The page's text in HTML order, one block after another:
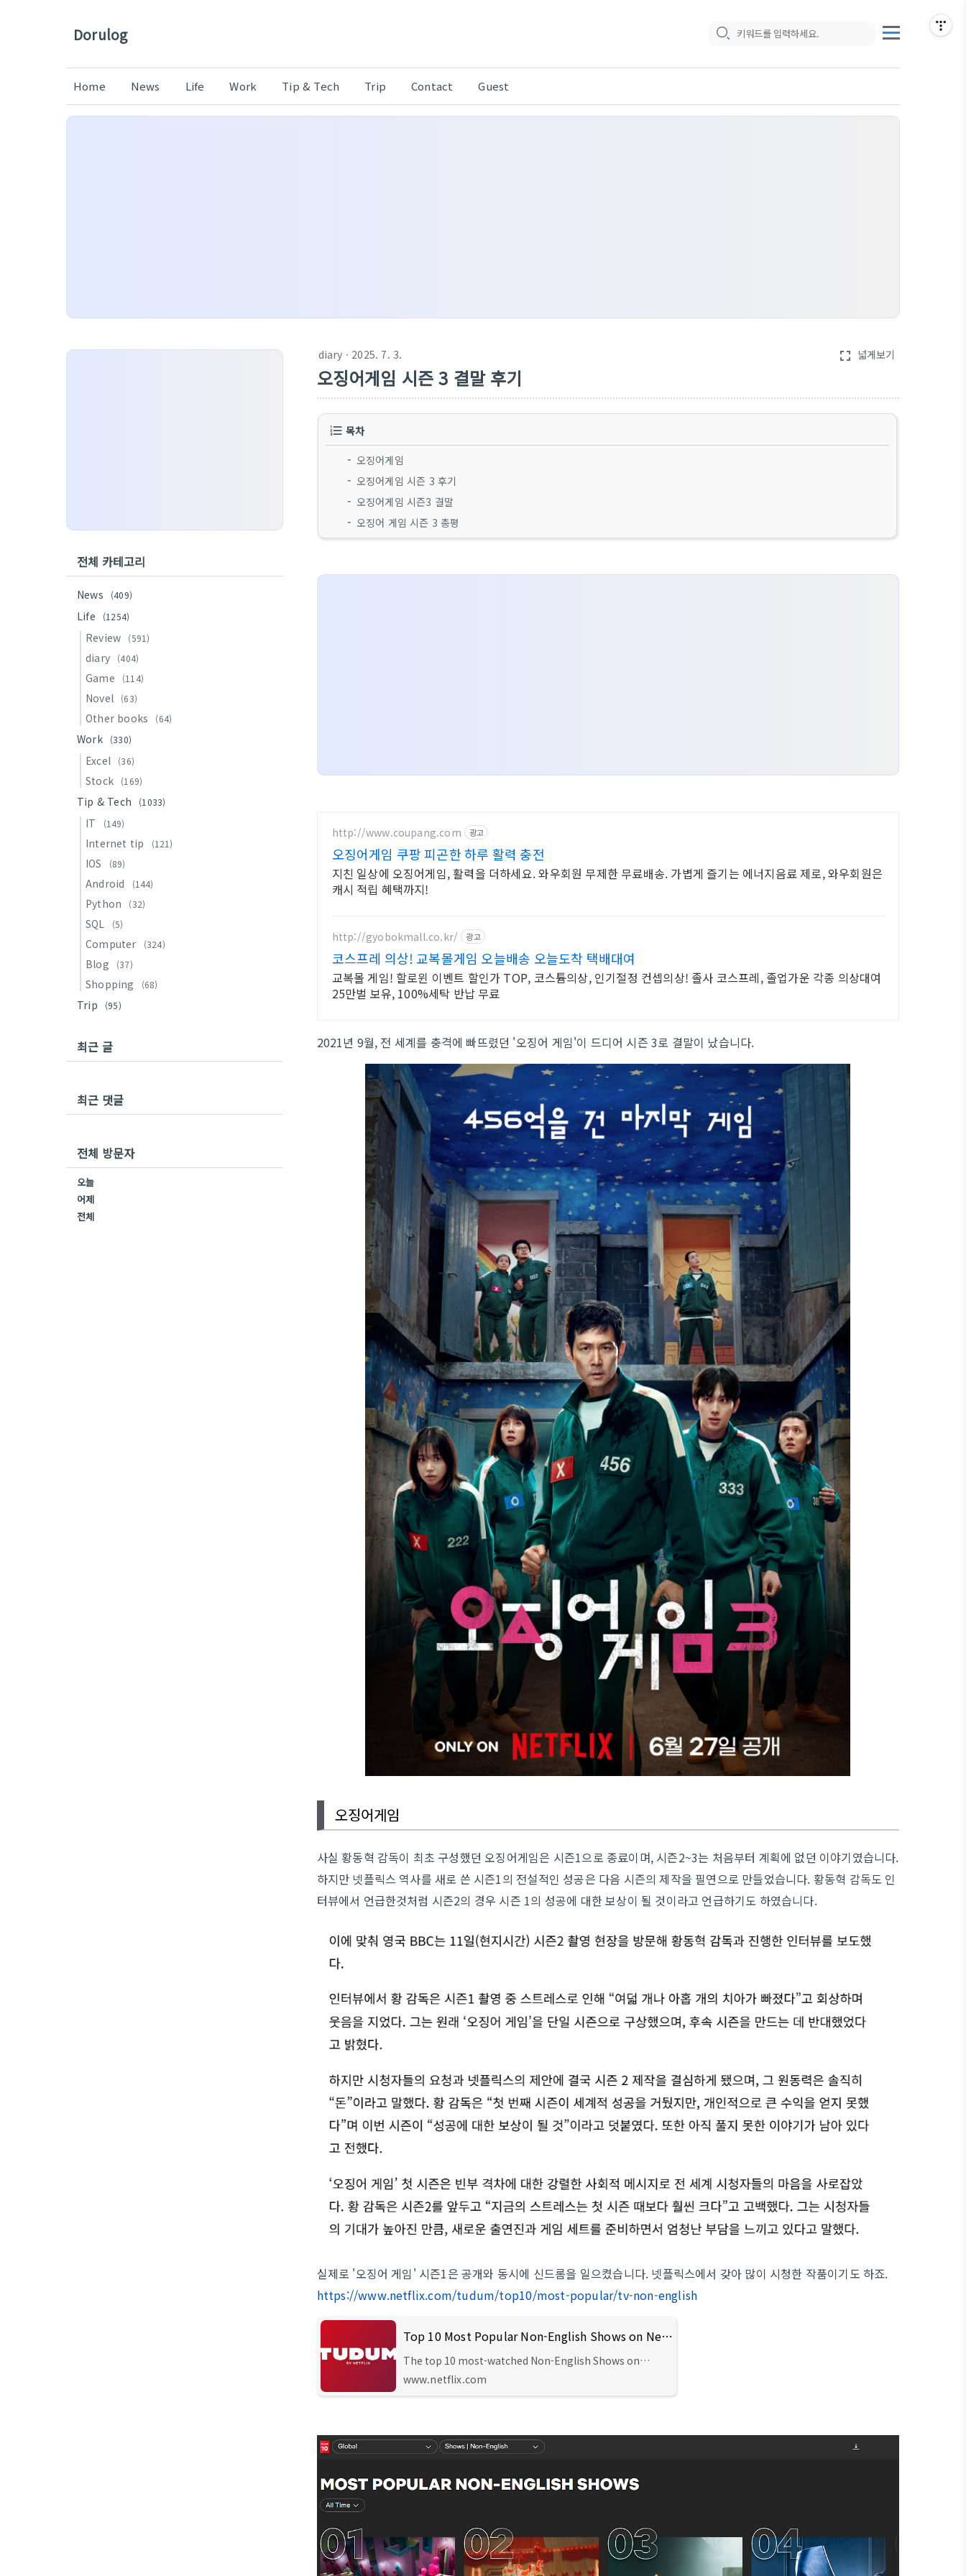
Dorulog
Home News Life Work Tip & Tech Trip Contact Guest
diary · 2025. 7. 3. fullscreen 넓게보기
오징어게임 시즌 3 결말 후기
목차
오징어게임
오징어게임 시즌 3 후기
오징어게임 시즌3 결말
오징어 게임 시즌 3 총평
http://www.coupang.com 광고
오징어게임 쿠팡 피곤한 하루 활력 충전
지친 일상에 오징어게임, 활력을 더하세요. 와우회원 무제한 무료배송. 가볍게 즐기는 에너지음료 제로, 와우회원은
캐시 적립 혜택까지!
http://gyobokmall.co.kr/ 광고
코스프레 의상! 교복몰게임 오늘배송 오늘도착 택배대여
교복몰 게임! 할로윈 이벤트 할인가 TOP, 코스튬의상, 인기절정 컨셉의상! 졸사 코스프레, 졸업가운 각종 의상대여
25만벌 보유, 100%세탁 반납 무료
2021년 9월, 전 세계를 충격에 빠뜨렸던 '오징어 게임'이 드디어 시즌 3로 결말이 났습니다.
오징어게임
사실 황동혁 감독이 최초 구성했던 오징어게임은 시즌1으로 종료이며, 시즌2~3는 처음부터 계획에 없던 이야기였습니다.
하지만 넷플릭스 역사를 새로 쓴 시즌1의 전설적인 성공은 다음 시즌의 제작을 필연으로 만들었습니다. 황동혁 감독도 인
터뷰에서 언급한것처럼 시즌2의 경우 시즌 1의 성공에 대한 보상이 될 것이라고 언급하기도 하였습니다.
실제로 '오징어 게임' 시즌1은 공개와 동시에 신드롬을 일으켰습니다. 넷플릭스에서 갖아 많이 시청한 작품이기도 하죠.
https://www.netflix.com/tudum/top10/most-popular/tv-non-english
Top 10 Most Popular Non-English Shows on Netflix of All Time - Netflix Tudum
The top 10 most-watched Non-English Shows on
Netflix globally right now. Explore what others are
www.netflix.com
전체 카테고리
News (409)
Life (1254)
Review (591)
diary (404)
Game (114)
Novel (63)
Other books (64)
Work (330)
Excel (36)
Stock (169)
Tip & Tech (1033)
IT (149)
Internet tip (121)
IOS (89)
Android (144)
Python (32)
SQL (5)
Computer (324)
Blog (37)
Shopping (68)
Trip (95)
최근 글
최근 댓글
전체 방문자
오늘
어제
전체